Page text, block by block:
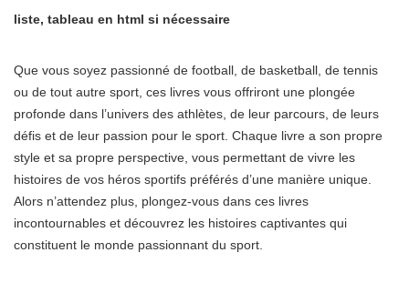
liste, tableau en html si nécessaire
Que vous soyez passionné de football, de basketball, de tennis
ou de tout autre sport, ces livres vous offriront une plongée
profonde dans l’univers des athlètes, de leur parcours, de leurs
défis et de leur passion pour le sport. Chaque livre a son propre
style et sa propre perspective, vous permettant de vivre les
histoires de vos héros sportifs préférés d’une manière unique.
Alors n’attendez plus, plongez-vous dans ces livres
incontournables et découvrez les histoires captivantes qui
constituent le monde passionnant du sport.